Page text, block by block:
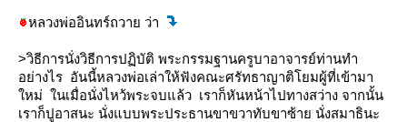
หลวงพ่ออินทร์ถวาย ว่า
>วิธีการนั่งวิธีการปฏิบัติ พระกรรมฐานครูบาอาจารย์ท่านทำ
อย่างไร อันนี้หลวงพ่อเล่าให้ฟังคณะศรัทธาญาติโยมผู้ที่เข้ามา
หม่ ในเมื่อนั่งไหว้พระจบแล้ว เราก็หันหน้าไปทางสว่าง จากนั้น
เราก็ปูอาสนะ นั่งแบบพระประธานขาขวาทับขาซ้าย นั่งสมาธินะ